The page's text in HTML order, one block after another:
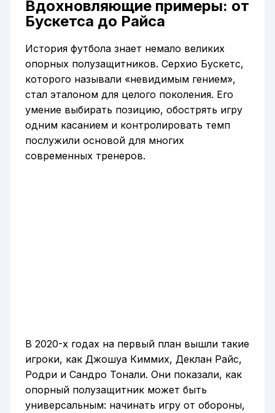
Вдохновляющие примеры: от
Бускетса до Райса
История футбола знает немало великих
опорных полузащитников. Серхио Бускетс,
которого называли «невидимым гением»,
стал эталоном для целого поколения. Его
умение выбирать позицию, обострять игру
одним касанием и контролировать темп
послужили основой для многих
современных тренеров.
В 2020-х годах на первый план вышли такие
игроки, как Джошуа Киммих, Деклан Райс,
Родри и Сандро Тонали. Они показали, как
опорный полузащитник может быть
универсальным: начинать игру от обороны,